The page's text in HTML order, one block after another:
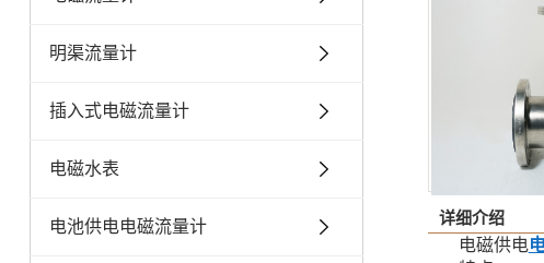
明渠流量计
插入式电磁流量计
电磁水表
电池供电电磁流量计 详细介绍
电磁供电